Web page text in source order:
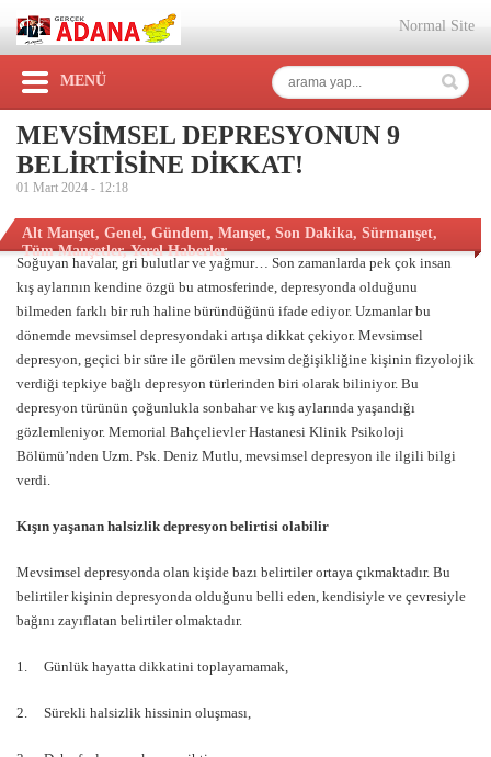
Normal Site
MENÜ
MEVSİMSEL DEPRESYONUN 9
BELİRTİSİNE DİKKAT!
01 Mart 2024 - 12:18
Alt Manşet, Genel, Gündem, Manşet, Son Dakika, Sürmanşet,
Tüm Manşetler,Yerel Haberler
Soğuyan havalar, gri bulutlar ve yağmur… Son zamanlarda pek çok insan
kış aylarının kendine özgü bu atmosferinde, depresyonda olduğunu
bilmeden farklı bir ruh haline büründüğünü ifade ediyor. Uzmanlar bu
dönemde mevsimsel depresyondaki artışa dikkat çekiyor. Mevsimsel
depresyon, geçici bir süre ile görülen mevsim değişikliğine kişinin fizyolojik
verdiği tepkiye bağlı depresyon türlerinden biri olarak biliniyor. Bu
depresyon türünün çoğunlukla sonbahar ve kış aylarında yaşandığı
gözlemleniyor. Memorial Bahçelievler Hastanesi Klinik Psikoloji
Bölümü’nden Uzm. Psk. Deniz Mutlu, mevsimsel depresyon ile ilgili bilgi
verdi.
Kışın yaşanan halsizlik depresyon belirtisi olabilir
Mevsimsel depresyonda olan kişide bazı belirtiler ortaya çıkmaktadır. Bu
belirtiler kişinin depresyonda olduğunu belli eden, kendisiyle ve çevresiyle
bağını zayıflatan belirtiler olmaktadır.
1. Günlük hayatta dikkatini toplayamamak,
2. Sürekli halsizlik hissinin oluşması,